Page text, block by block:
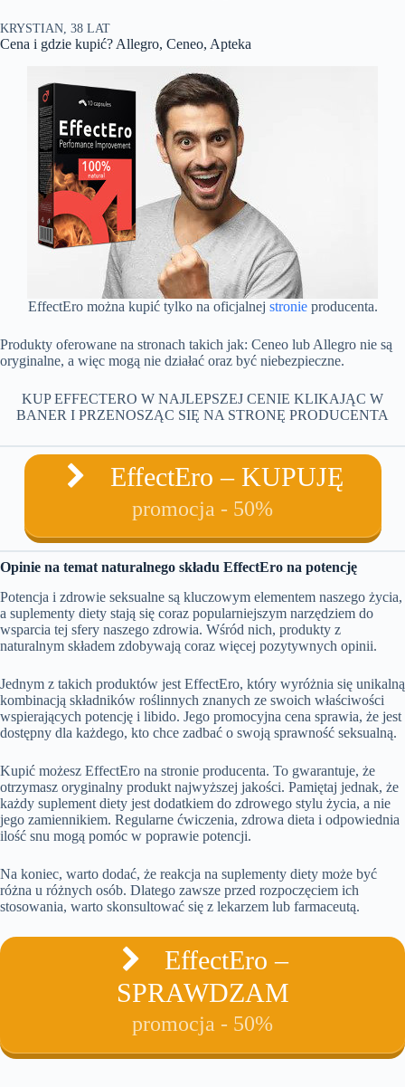
KRYSTIAN, 38 LAT
Cena i gdzie kupić? Allegro, Ceneo, Apteka
EffectEro można kupić tylko na oficjalnej stronieproducenta.
Produkty oferowane na stronach takich jak: Ceneo lub Allegro nie są
oryginalne, a więc mogą nie działać oraz być niebezpieczne.
KUP EFFECTERO W NAJLEPSZEJ CENIE KLIKAJĄC W
BANER I PRZENOSZĄC SIĘ NA STRONĘ PRODUCENTA
EffectEro – KUPUJĘ
promocja - 50%
Opinie na temat naturalnego składu EffectEro na potencję
Potencja i zdrowie seksualne są kluczowym elementem naszego życia,
a suplementy diety stają się coraz popularniejszym narzędziem do
wsparcia tej sfery naszego zdrowia. Wśród nich, produkty z
naturalnym składem zdobywają coraz więcej pozytywnych opinii.
Jednym z takich produktów jest EffectEro, który wyróżnia się unikalną
kombinacją składników roślinnych znanych ze swoich właściwości
wspierających potencję i libido. Jego promocyjna cena sprawia, że jest
dostępny dla każdego, kto chce zadbać o swoją sprawność seksualną.
Kupić możesz EffectEro na stronie producenta. To gwarantuje, że
otrzymasz oryginalny produkt najwyższej jakości. Pamiętaj jednak, że
każdy suplement diety jest dodatkiem do zdrowego stylu życia, a nie
jego zamiennikiem. Regularne ćwiczenia, zdrowa dieta i odpowiednia
ilość snu mogą pomóc w poprawie potencji.
Na koniec, warto dodać, że reakcja na suplementy diety może być
różna u różnych osób. Dlatego zawsze przed rozpoczęciem ich
stosowania, warto skonsultować się z lekarzem lub farmaceutą.
EffectEro –
SPRAWDZAM
promocja - 50%